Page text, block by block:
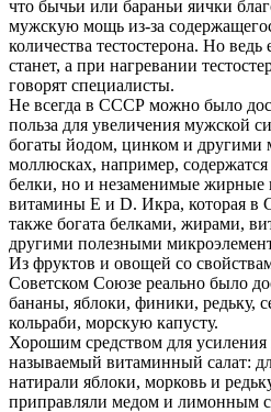
что бычьи или бараньи яички
мужскую мощь из-за
количества тестостерона. Но
станет, а при нагревании
говорят специалисты.
Не всегда в СССР можно было
польза для увеличения мужской
богаты йодом, цинком и другими
моллюсках, например,
белки, но и незаменимые жирные
витамины Е и D. Икра, которая
также богата белками, жирами,
другими полезными
Из фруктов и овощей со
Советском Союзе реально было
бананы, яблоки, финики, редьку,
кольраби, морскую капусту.
Хорошим средством для усиления
называемый витаминный салат:
натирали яблоки, морковь и
приправляли медом и лимонным